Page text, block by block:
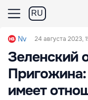
RU
Nv 24 августа 2023,
Зеленский
имеет